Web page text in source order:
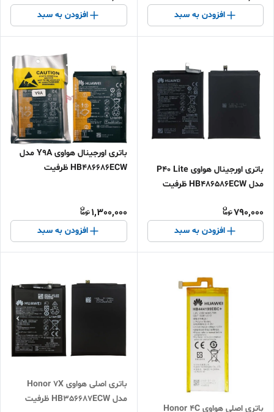
افزودن به سبد افزودن به سبد
باتری اورجینال هواوی P40 Lite
مدل HB486586ECW ظرفیت
ارسال سریع
790,000
افزودن به سبد
باتری اورجینال هواوی Y9A مدل
HB486686ECW ظرفیت
1,300,000
افزودن به سبد
باتری اصلی هواوی Honor 4C
باتری اصلی هواوی Honor 7X
مدل HB356687ECW ظرفیت